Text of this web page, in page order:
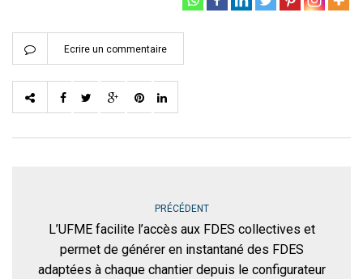
Ecrire un commentaire
PRÉCÉDENT
L’UFME facilite l’accès aux FDES collectives et
permet de générer en instantané des FDES
adaptées à chaque chantier depuis le configurateur